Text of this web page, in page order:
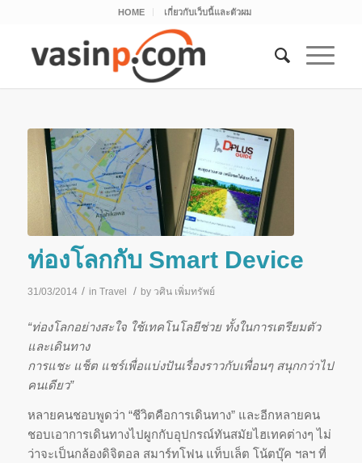
HOME เกี่ยวกับเว็บนี้และตัวผม
ท่องโลกกับ Smart Device
31/03/2014 / in Travel / by วศิน เพิ่มทรัพย์
“ท่องโลกอย่างสะใจ ใช้เทคโนโลยีช่วย ทั้งในการเตรียมตัว
และเดินทาง
การแชะ แช็ต แชร์เพื่อแบ่งปันเรื่องราวกับเพื่อนๆ สนุกกว่าไป
คนเดียว”
หลายคนชอบพูดว่า “ชีวิตคือการเดินทาง” และอีกหลายคน
ชอบเอาการเดินทางไปผูกกับอุปกรณ์ทันสมัยไฮเทคต่างๆ ไม่
ว่าจะเป็นกล้องดิจิตอล สมาร์ทโฟน แท็บเล็ต โน้ตบุ๊ค ฯลฯ ที่